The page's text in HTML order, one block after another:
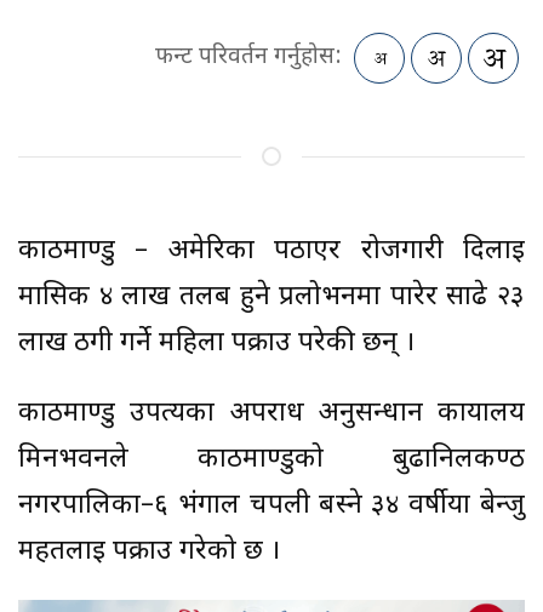
फन्ट परिवर्तन गर्नुहोस:
काठमाण्डु – अमेरिका पठाएर रोजगारी दिलाई
मासिक ४ लाख तलब हुने प्रलोभनमा पारेर साढे २३
लाख ठगी गर्ने महिला पक्राउ परेकी छन् ।
काठमाण्डु उपत्यका अपराध अनुसन्धान कार्यालय
मिनभवनले काठमाण्डुको बुढानिलकण्ठ
नगरपालिका–६ भंगाल चपली बस्ने ३४ वर्षीया बेन्जु
महतलाई पक्राउ गरेको छ ।